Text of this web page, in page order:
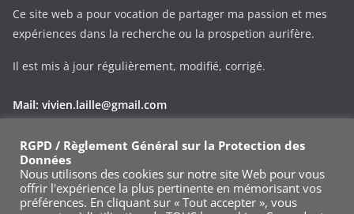
Ce site web a pour vocation de partager ma passion et mes
expériences dans la recherche ou la prospetion aurifère.
Il est mis à jour régulièrement, modifié, corrigé.
Mail: vivien.laille@gmail.com
Phone: +33 (0)695343545
Via le formulaire de contact
RGPD / Règlement Général sur la Protection des
Données
Nous utilisons des cookies sur notre site Web pour vous
offrir l'expérience la plus pertinente en mémorisant vos
préférences. En cliquant sur « Tout accepter », vous